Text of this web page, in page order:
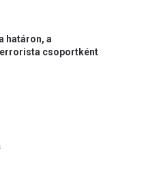
határon, a
csoportként